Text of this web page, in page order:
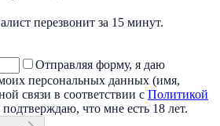
перезвонит за 15 минут.
Отправляя форму, я даю
персональных данных (имя,
связи в соответствии с Политикой
подтверждаю, что мне есть 18 лет.